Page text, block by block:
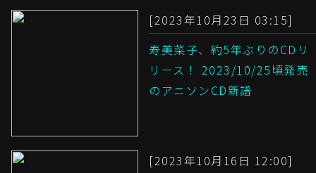
[2023年10月23日 03:15]
寿美菜子、約5年ぶりのCDリ
リース！ 2023/10/25頃発売
のアニソンCD新譜
[2023年10月16日 12:00]